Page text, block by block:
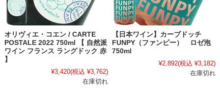
オリヴィエ・コエン / CARTE
POSTALE 2022 750ml 【 自然派
ワイン フランス ラングドック 赤
】
¥3,420(税込 ¥3,762)
在庫切れ
【日本ワイン】カーブドッチ
FUNPY（ファンピー） ロゼ泡
750ml
¥2,892(税込 ¥3,182)
在庫切れ